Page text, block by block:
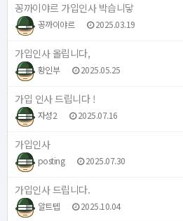
꽁까이야르 가입인사 박습니닿
꽁까이야르 2025.03.19
가입인사 올립니다,
황인부 2025.05.25
가입 인사 드립니다 !
자성2 2025.07.16
가입인사
posting 2025.07.30
가입인사 드립니다.
알트텝 2025.10.04